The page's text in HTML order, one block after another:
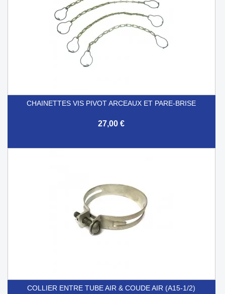
CHAINETTES VIS PIVOT ARCEAUX ET PARE-BRISE
27,00 €
COLLIER ENTRE TUBE AIR & COUDE AIR (A15-1/2)